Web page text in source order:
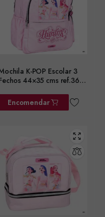
K-POP Escolar 3
44×35 cms ref.364-
Encomendar